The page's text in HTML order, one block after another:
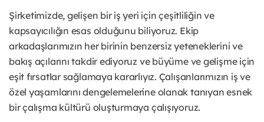
Şirketimizde, gelişen bir iş yeri için çeşitliliğin ve
kapsayıcılığın esas olduğunu biliyoruz. Ekip
arkadaşlarımızın her birinin benzersiz yeteneklerini ve
bakış açılarını takdir ediyoruz ve büyüme ve gelişme için
eşit fırsatlar sağlamaya kararlıyız. Çalışanlarımızın iş ve
özel yaşamlarını dengelemelerine olanak tanıyan esnek
bir çalışma kültürü oluşturmaya çalışıyoruz.